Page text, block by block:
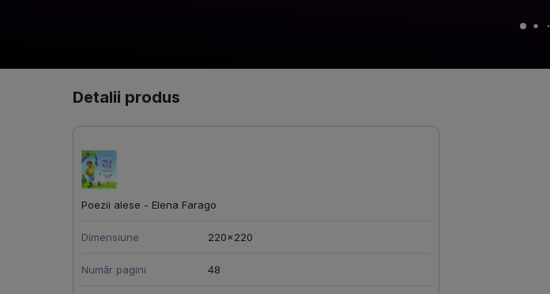
Detalii produs
Poezii alese - Elena Farago
Dimensiune 220x220
Număr pagini 48